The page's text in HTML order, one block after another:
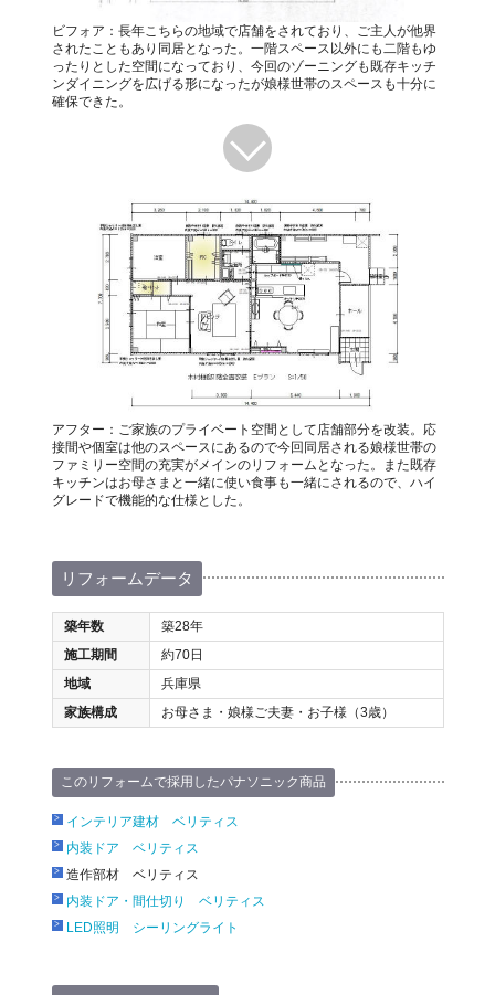
ビフォア：長年こちらの地域で店舗をされており、ご主人が他界
されたこともあり同居となった。一階スペース以外にも二階もゆ
ったりとした空間になっており、今回のゾーニングも既存キッチ
ンダイニングを広げる形になったが娘様世帯のスペースも十分に
確保できた。
アフター：ご家族のプライベート空間として店舗部分を改装。応
接間や個室は他のスペースにあるので今回同居される娘様世帯の
ファミリー空間の充実がメインのリフォームとなった。また既存
キッチンはお母さまと一緒に使い食事も一緒にされるので、ハイ
グレードで機能的な仕様とした。
リフォームデータ
築年数
築28年
施工期間
約70日
地域
兵庫県
家族構成
お母さま・娘様ご夫妻・お子様（3歳）
このリフォームで採用したパナソニック商品
インテリア建材 ベリティス
内装ドア ベリティス
造作部材 ベリティス
内装ドア・間仕切り ベリティス
LED照明 シーリングライト